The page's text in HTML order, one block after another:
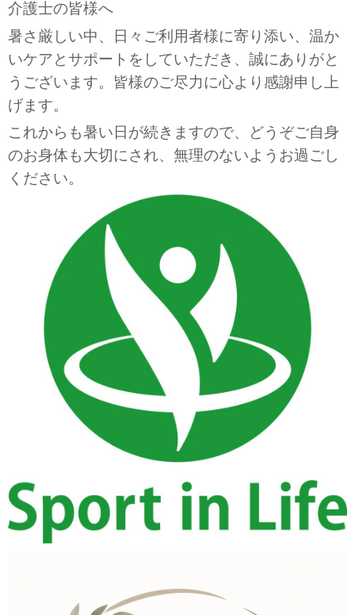
介護士の皆様へ
暑さ厳しい中、日々ご利用者様に寄り添い、温か
いケアとサポートをしていただき、誠にありがと
うございます。皆様のご尽力に心より感謝申し上
げます。
これからも暑い日が続きますので、どうぞご自身
のお身体も大切にされ、無理のないようお過ごし
ください。